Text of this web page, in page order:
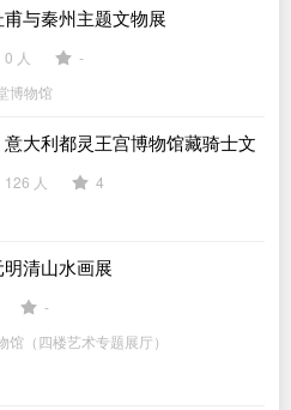
与秦州主题文物展
0 人
-
博物馆
意大利都灵王宫博物馆藏骑士文
126 人
4
明清山水画展
-
馆（四楼艺术专题展厅）